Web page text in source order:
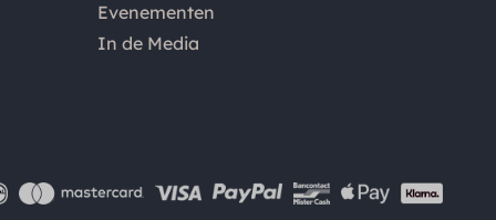
Kies je voor afhalen bij een pakketpunt maar wordt
het pakket niet afgehaald? Dan retourneren wij het
Is een product dat je besteld hebt niet naar wens?
Dan kan je het product altijd retourneren binnen 14
Evenementen
In de Media